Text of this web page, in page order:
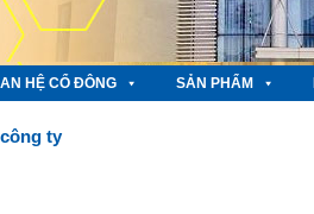
HỆ CỔ ĐÔNG SẢN PHẨM
ty